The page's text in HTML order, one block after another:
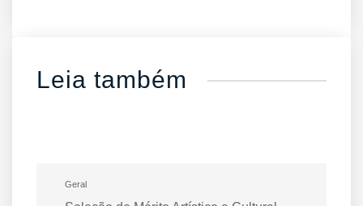
Leia também
Geral